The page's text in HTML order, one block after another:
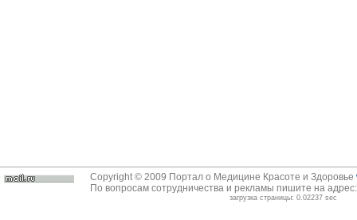
Copyright © 2009 Портал о Медицине Красоте и Здоровье
По вопросам сотрудничества и рекламы пишите на
загрузка страницы: 0.02237 sec